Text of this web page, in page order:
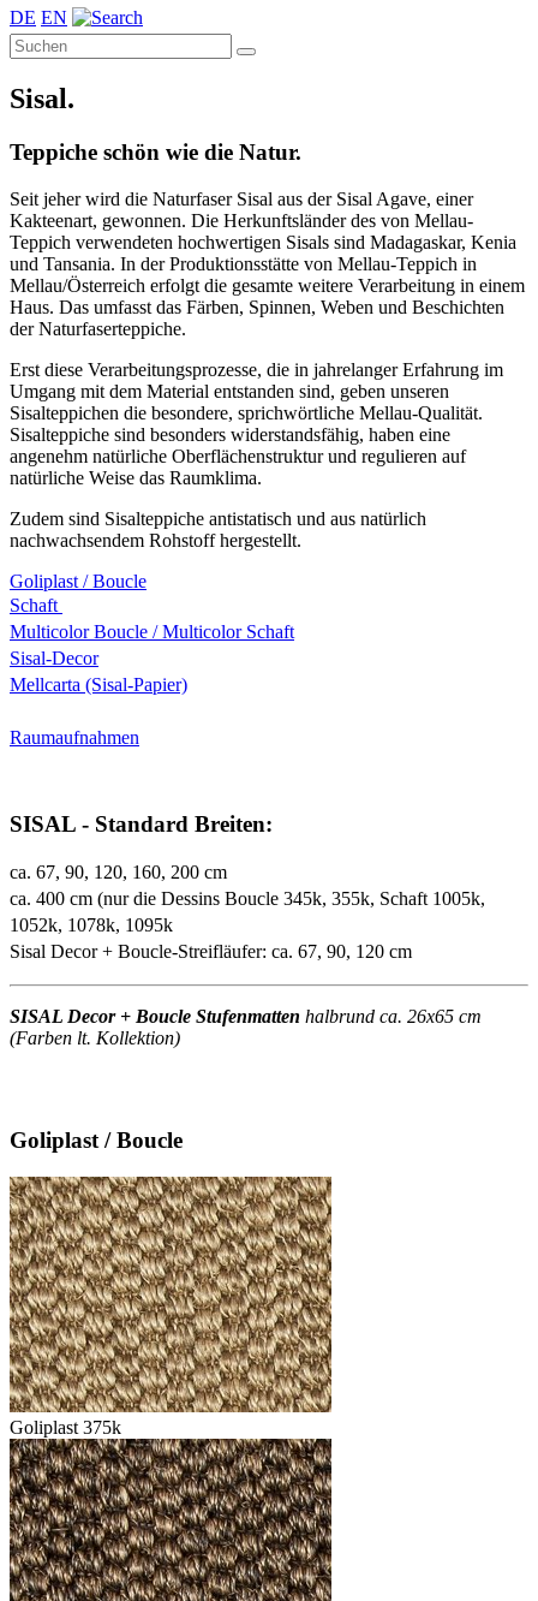
DE EN
Sisal.
Teppiche schön wie die Natur.
Seit jeher wird die Naturfaser Sisal aus der Sisal Agave, einer
Kakteenart, gewonnen. Die Herkunftsländer des von Mellau-
Teppich verwendeten hochwertigen Sisals sind Madagaskar, Kenia
und Tansania. In der Produktionsstätte von Mellau-Teppich in
Mellau/Österreich erfolgt die gesamte weitere Verarbeitung in einem
Haus. Das umfasst das Färben, Spinnen, Weben und Beschichten
der Naturfaserteppiche.
Erst diese Verarbeitungsprozesse, die in jahrelanger Erfahrung im
Umgang mit dem Material entstanden sind, geben unseren
Sisalteppichen die besondere, sprichwörtliche Mellau-Qualität.
Sisalteppiche sind besonders widerstandsfähig, haben eine
angenehm natürliche Oberflächenstruktur und regulieren auf
natürliche Weise das Raumklima.
Zudem sind Sisalteppiche antistatisch und aus natürlich
nachwachsendem Rohstoff hergestellt.
Goliplast / Boucle
Schaft
Multicolor Boucle / Multicolor Schaft
Sisal-Decor
Mellcarta (Sisal-Papier)
Raumaufnahmen
SISAL - Standard Breiten:
ca. 67, 90, 120, 160, 200 cm
ca. 400 cm (nur die Dessins Boucle 345k, 355k, Schaft 1005k,
1052k, 1078k, 1095k
Sisal Decor + Boucle-Streifläufer: ca. 67, 90, 120 cm
SISAL Decor + Boucle Stufenmatten halbrund ca. 26x65 cm
(Farben lt. Kollektion)
Goliplast / Boucle
Goliplast 375k